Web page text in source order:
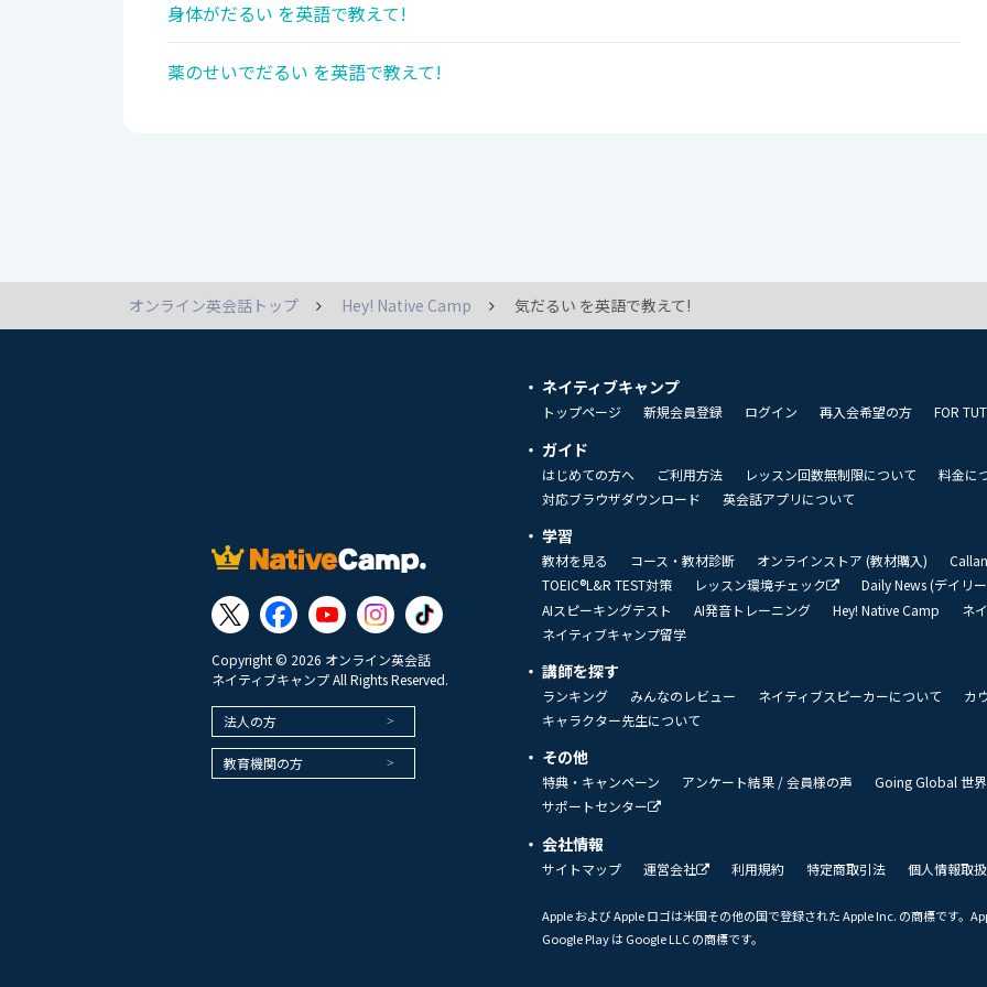
身体がだるい を英語で教えて!
薬のせいでだるい を英語で教えて!
オンライン英会話トップ Hey! Native Camp 気だるい を英語で教えて!
Copyright © 2026 オンライン英会話
ネイティブキャンプ All Rights Reserved.
法人の方
教育機関の方
ネイティブキャンプ
トップページ 新規会員登録 ログイン 再入会希望の方 FOR
ガイド
はじめての方へ ご利用方法 レッスン回数無制限について 料金に
対応ブラウザダウンロード
英会話アプリについて
学習
教材を見る コース・教材診断 オンラインストア (教材購入)
TOEIC®L&R TEST対策
レッスン環境チェック Daily News (デイリ
AIスピーキングテスト
AI発音トレーニング Hey! Native Camp ネ
ネイティブキャンプ留学
講師を探す
ランキング みんなのレビュー ネイティブスピーカーについて
カ
キャラクター先生について
その他
特典・キャンペーン アンケート結果 / 会員様の声 Going Global 世
サポートセンター
会社情報
サイトマップ 運営会社 利用規約 特定商取引法 個人情報取
Apple および Apple ロゴは米国その他の国で登録された Apple Inc. の商標です。
Google Play は Google LLC の商標です。